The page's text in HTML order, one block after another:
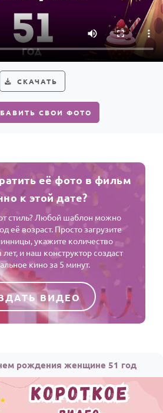
СКАЧАТЬ
СВОИ ФОТО
её фото в фильм
к этой дате?
стиль? Любой шаблон можно
её возраст. Просто загрузите
укажите количество
и наш конструктор создаст
кино за 5 минут.
ВИДЕО
рождения женщине 51 год